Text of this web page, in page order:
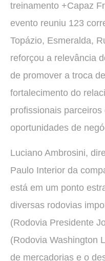
treinamento +Capaz
evento reuniu 123
Topázio, Esmeralda,
reforçou a relevância
de promover a troca
fortalecimento do
profissionais
oportunidades de
Luciano Ambrosini,
Paulo Interior da
está em um ponto
diversas rodovias
(Rodovia Presidente
(Rodovia Washington
de mercadorias e o